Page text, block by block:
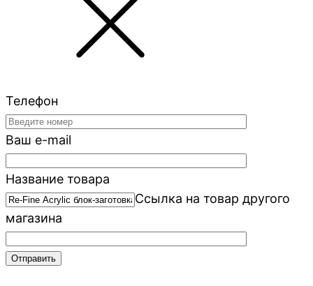
Телефон
Ваш e-mail
Название товара
Ссылка на товар другого
магазина